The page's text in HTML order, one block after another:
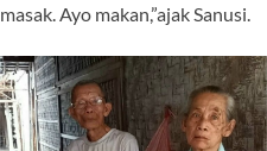
masak. Ayo makan,”ajak Sanusi.